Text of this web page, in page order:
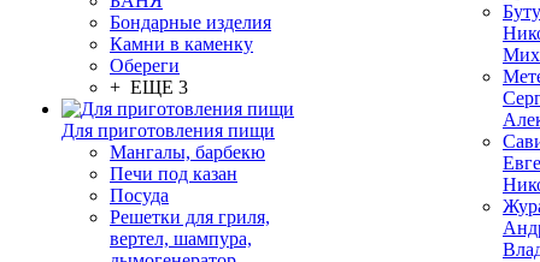
Бондарные изделия
Камни в каменку
Обереги
+ ЕЩЕ 3
Для приготовления пищи
Мангалы, барбекю
Печи под казан
Посуда
Решетки для гриля,
вертел, шампура,